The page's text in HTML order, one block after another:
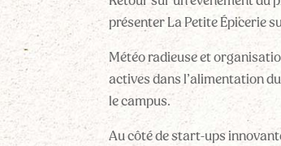
présenter La Petite Épicerie
Météo radieuse et
actives dans l’alimentation
le campus.
Au côté de start-ups